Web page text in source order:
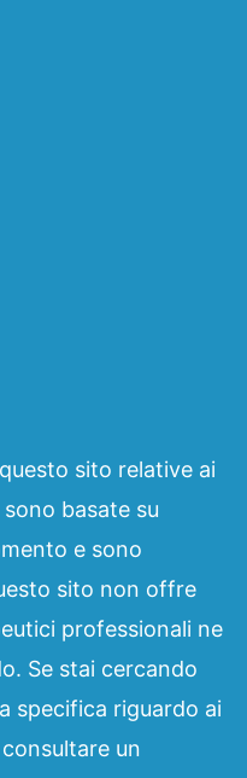
sito relative ai
basate su
e sono
sito non offre
professionali ne
Se stai cercando
specifica riguardo ai
un